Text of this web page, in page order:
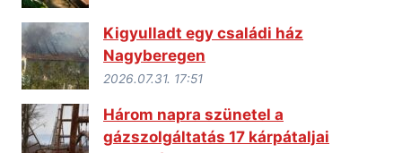
Kigyulladt egy családi ház
Nagyberegen
2026.07.31. 17:51
Három napra szünetel a
gázszolgáltatás 17 kárpátaljai